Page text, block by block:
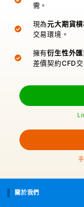
需。
現為元大期貨
交易環境。
擁有衍生性外
差價契約CFD交
關於我們